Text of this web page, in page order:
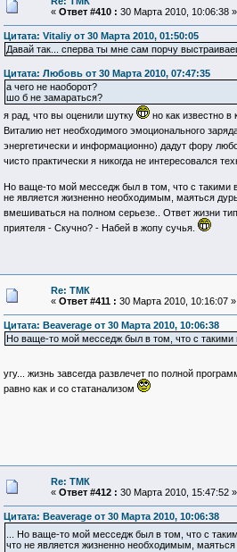
« Ответ #410 : 30 Марта 2010, 10:06:38 »
Цитата: Vitaliy от 30 Марта 2010, 01:50:05
Давай так... сперва ты мне сам порчу
Цитата: Любовь от 30 Марта 2010, 07:47:35
а чего не наоборот?
шо б не замараться?
я рад, что вы оценили шутку
но как известно
Виталию нет необходимого эмоционального
энергетически и информационно) дадут фору
чисто практически я никогда не интересовался
Но ваще-то мой месседж был в том, что с такими
не является жизненно необходимым, маяться
вмешиваться на полном серьезе.. Ответ жизни
приятеля - Скучно? - Набей в жопу сучья.
Re: ТМК
« Ответ #411 : 30 Марта 2010, 10:16:07 »
Цитата: Beaverage от 30 Марта 2010, 10:06:38
Но ваще-то мой месседж был в том, что с такими
угу... жизнь завсегда развлечет по полной
равно как и со статанализом
Re: ТМК
« Ответ #412 : 30 Марта 2010, 15:47:52 »
Цитата: Beaverage от 30 Марта 2010, 10:06:38
... Но ваще-то мой месседж был в том, что с
что не является жизненно необходимым,